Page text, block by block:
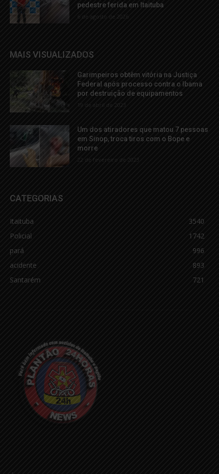
pedestre ferida em Itaituba
6 de agosto de 2026
MAIS VISUALIZADOS
Garimpeiros obtêm vitória na Justiça
Federal após processo contra o Ibama
por destruição de equipamentos
19 de abril de 2023
Um dos atiradores que matou 7 pessoas
em Sinop, troca tiros com o Bope e
morre
22 de fevereiro de 2023
CATEGORIAS
Itaituba
3540
Policial
1742
pará
996
acidente
893
Santarém
721